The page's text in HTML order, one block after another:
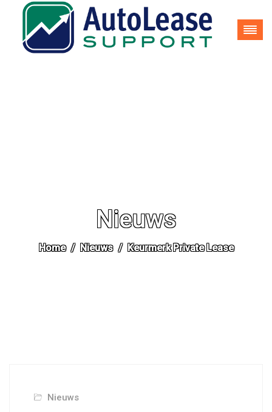
035-62 25 937 info@autoleasesupport.nl
Nieuws
Home Nieuws Keurmerk Private Lease
Nieuws